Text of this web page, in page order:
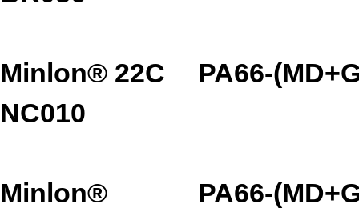
Minlon® 22C
NC010
PA66-
Minlon®
PA66-